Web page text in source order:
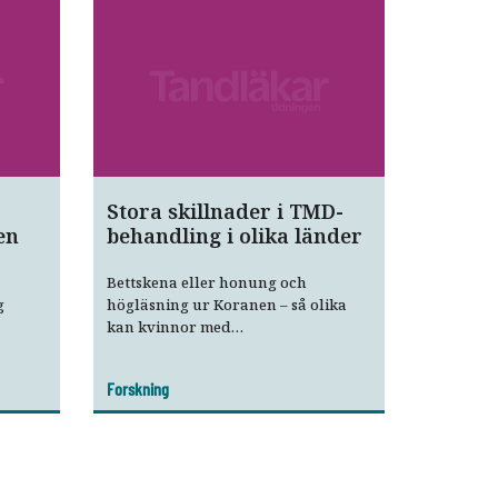
Stora skillnader i TMD-
behandling i olika länder
Bettskena eller honung och
högläsning ur Koranen – så olika
kan kvinnor med
Forskning